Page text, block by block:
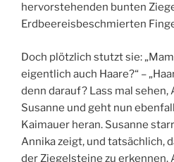
hervorstehenden bunten
Erdbeereisbeschmierten
Doch plötzlich stutzt sie:
eigentlich auch Haare?“ –
denn darauf? Lass mal sehen,
Susanne und geht nun
Kaimauer heran. Susanne
Annika zeigt, und tatsächlich,
der Ziegelsteine zu erkennen.